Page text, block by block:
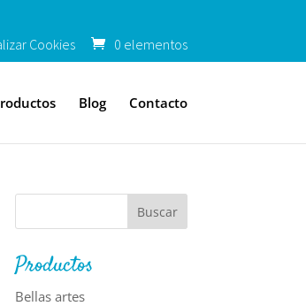
Cookies 0 elementos
Blog Contacto
Productos
Bellas artes